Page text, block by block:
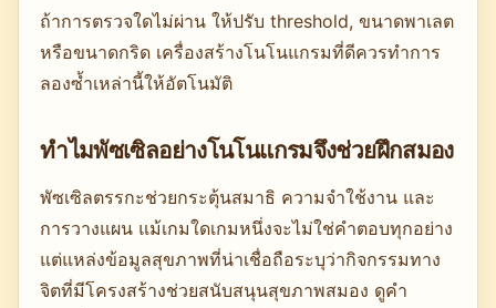
ถ้าการตรวจใดไม่ผ่าน ให้ปรับ threshold, ขนาดพาเลต
หรือขนาดกริด เครื่องสร้างโนโนแกรมที่ดีควรทำการ
ลองซ้ำเหล่านี้ให้อัตโนมัติ
ทำไมพัซเซิลอย่างโนโนแกรมจึงช่วยฝึกสมอง
พัซเซิลตรรกะช่วยกระตุ้นสมาธิ ความจำใช้งาน และ
การวางแผน แม้เกมใดเกมหนึ่งจะไม่ใช่คำตอบทุกอย่าง
แต่แหล่งข้อมูลสุขภาพที่น่าเชื่อถือระบุว่ากิจกรรมทาง
จิตที่มีโครงสร้างช่วยสนับสนุนสุขภาพสมอง ดูคำ